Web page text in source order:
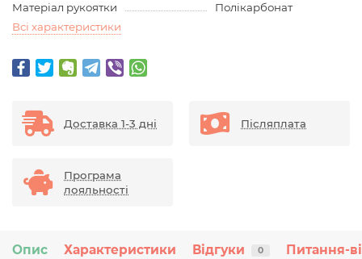
Матеріал рукоятки
Полікарбонат
Всі характеристики
Доставка 1-3 дні Післяплата
Програма
лояльності
Опис Характеристики Відгуки 0 Питання-